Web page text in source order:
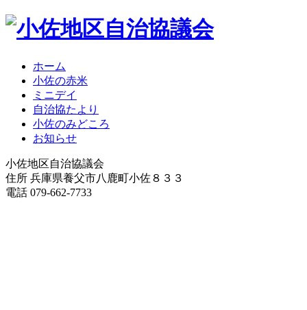
ホーム
小佐の赤米
ミニデイ
自治協たより
小佐のみどころ
お知らせ
小佐地区自治協議会
住所 兵庫県養父市八鹿町小佐８３３
電話 079-662-7733